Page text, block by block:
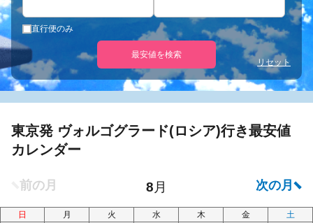
直行便のみ
最安値を検索
リセット
東京発 ヴォルゴグラード(ロシア)行き最安値
カレンダー
日 月 火 水 木 金 土